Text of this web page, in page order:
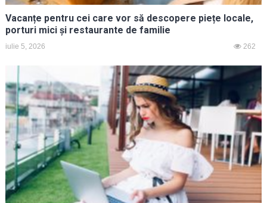
Vacanțe pentru cei care vor să descopere piețe locale,
porturi mici și restaurante de familie
iulie 5, 2026 262